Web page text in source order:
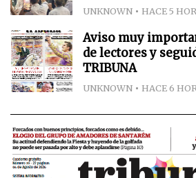
UNKNOWN HACE 5
Aviso muy
de lectores y
TRIBUNA
UNKNOWN HACE 6